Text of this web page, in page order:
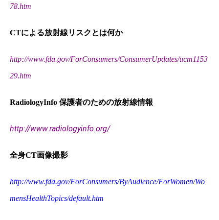
78.htm
CTによる放射線リスクとは何か
http://www.fda.gov/ForConsumers/ConsumerUpdates/ucm1153
29.htm
RadiologyInfo 保護者のための放射線情報
http://www.radiologyinfo.org/
全身CT画像撮影
http://www.fda.gov/ForConsumers/ByAudience/ForWomen/Wo
mensHealthTopics/default.htm